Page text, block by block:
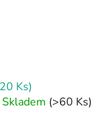
Ks)
Skladem (>60 Ks)